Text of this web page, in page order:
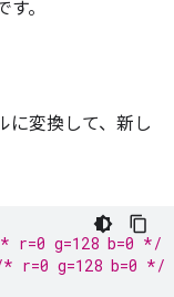
す。
に変換して、新し
r=0 g=128 b=0 */
r=0 g=128 b=0 */